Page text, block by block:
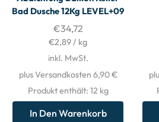
Bad Dusche 12Kg LEVEL+09
€34,72
€2,89/ kg
inkl. MwSt.
plus Versandkosten 6,90 €
Produkt enthält: 12 kg
In Den Warenkorb